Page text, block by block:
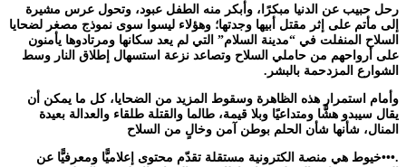
رحل حبيب عن الدنيا مبكرًا، وأبكر منه الطفل عبود، وتحول عرس مشيرة
إلى مأتم على إثر مقتل أبيها وجدتها؛ وهؤلاء ليسوا سوى نموذج مصغر لضحايا
السلاح المنفلت في “مدينة السلام” التي لم يعد سكانها ومرتادوها يأمنون
على أرواحهم من حاملي السلاح وتصاعد نزعة استسهال إطلاق النار وسط
الشوارع المزدحمة بالبشر.
وأمام استمرار هذه الظاهرة وسقوط المزيد من الضحايا، كل ما يمكن أن
يقال سيبدو هشًّا ومتداعيًا وبلا قيمة، طالما والقتلة طلقاء والعدالة بعيدة
المنال، شأنها شأن الحلم بوطن آمن وخالٍ من السلاح
.•••خيوط هي منصة الكترونية مستقلة تقدّم محتوى إعلاميًّا ومعرفيًّا عن